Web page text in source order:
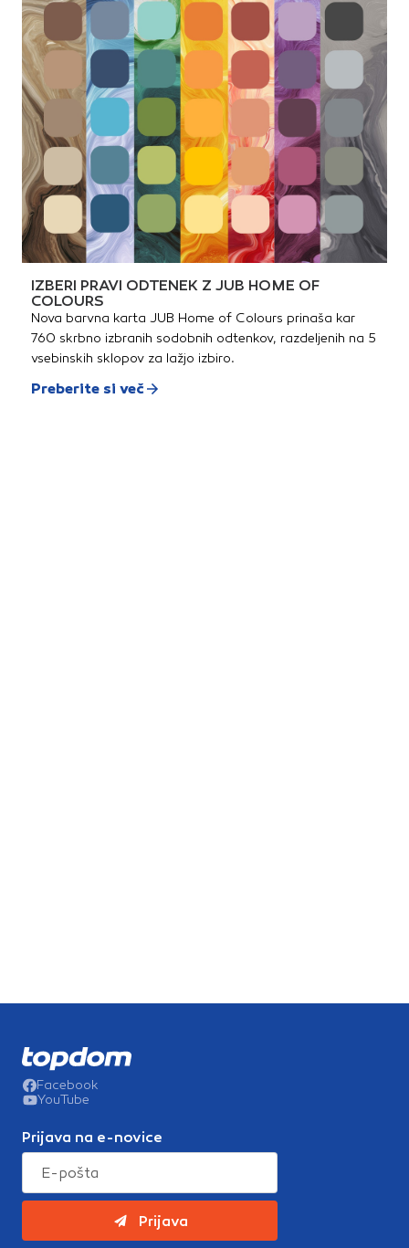
IZBERI PRAVI ODTENEK Z JUB HOME OF
COLOURS
Nova barvna karta JUB Home of Colours prinaša kar
760 skrbno izbranih sodobnih odtenkov, razdeljenih na 5
vsebinskih sklopov za lažjo izbiro.
Preberite si več
Facebook
YouTube
Prijava na e-novice
Prijava